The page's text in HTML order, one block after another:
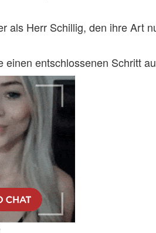
Herr Schillig, den ihre Art
einen entschlossenen Schritt